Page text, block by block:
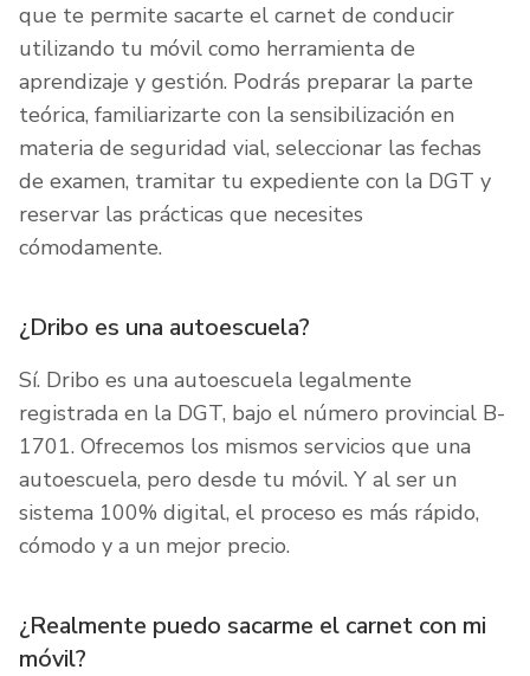
que te permite sacarte el carnet de conducir
utilizando tu móvil como herramienta de
aprendizaje y gestión. Podrás preparar la parte
teórica, familiarizarte con la sensibilización en
materia de seguridad vial, seleccionar las fechas
de examen, tramitar tu expediente con la DGT y
reservar las prácticas que necesites
cómodamente.
¿Dribo es una autoescuela?
Sí. Dribo es una autoescuela legalmente
registrada en la DGT, bajo el número provincial B-
1701. Ofrecemos los mismos servicios que una
autoescuela, pero desde tu móvil. Y al ser un
sistema 100% digital, el proceso es más rápido,
cómodo y a un mejor precio.
¿Realmente puedo sacarme el carnet con mi
móvil?